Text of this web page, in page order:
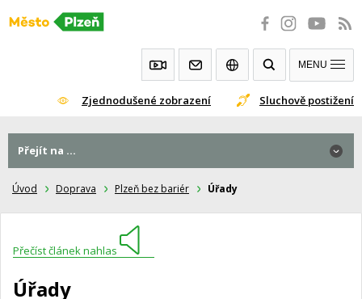
Přeskočit
Zjednodušené zobrazení Sluchově postižení
MENU
Úvod Doprava Plzeň bez bariér Úřady
Přečíst článek nahlas
Úřady
Přejít na ...